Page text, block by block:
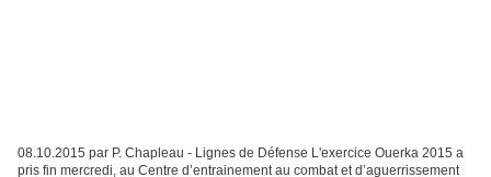
08.10.2015 par P. Chapleau - Lignes de Défense L'exercice Ouerka 2015 a
pris fin mercredi, au Centre d’entrainement au combat et d’aguerrissement